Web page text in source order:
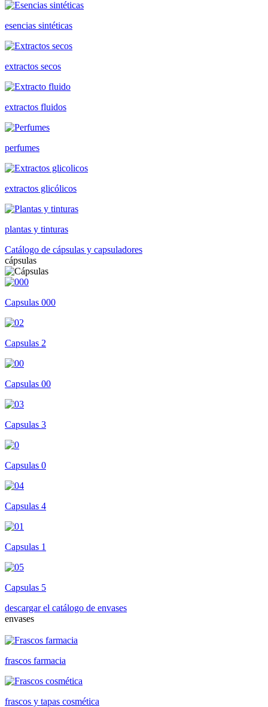
esencias sintéticas
extractos secos
extractos fluidos
perfumes
extractos glicólicos
plantas y tinturas
Catálogo de cápsulas y capsuladores
cápsulas
Capsulas 000
Capsulas 2
Capsulas 00
Capsulas 3
Capsulas 0
Capsulas 4
Capsulas 1
Capsulas 5
descargar el catálogo de envases
envases
frascos farmacia
frascos y tapas cosmética